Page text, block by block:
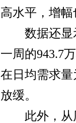
高水平，增
数据还显示
一周的943.7
在日均需求量
放缓。
此外，从历